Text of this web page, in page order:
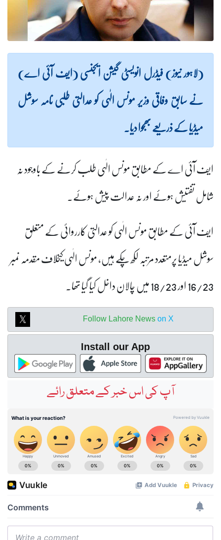
(لاہور نیوز) فیڈرل انویسٹی گیشن ایجنسی (ایف آئی اے)
نے سابق وفاقی وزیر مونس الٰہی کو عدالتی طلبی نامہ سوشل
میڈیا کے ذریعے بھجوا دیا۔
ایف آئی اے کے مطابق مونس الٰہی طلب کرنے کے باوجود نہ
شامل تفتیش ہوئے اور نہ عدالت پیش ہوئے۔
ایف آئی کے مطابق مونس الٰہی کو عدالتی کارروائی کے متعلق
سوشل میڈیا پرمتعدد مرتبہ لکھ چکے ہیں، مونس الٰہی کیخلاف مقدمہ نمبر
16/23 اور 18/23 میں چالان داخل کیا گیا تھا۔
Follow Lahore News on X
Install our App
آپ کی اس خبر کے متعلق رائے